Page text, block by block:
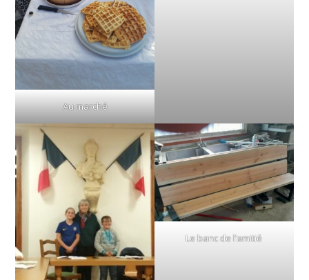
Au marché
Le banc de l’amitié